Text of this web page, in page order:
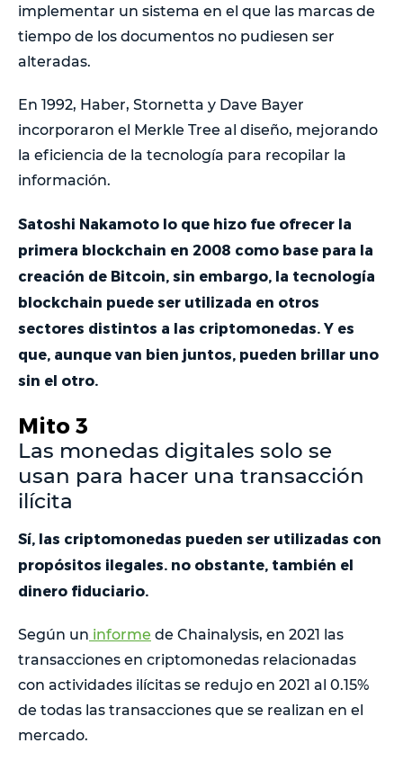
implementar un sistema en el que las marcas de
tiempo de los documentos no pudiesen ser
alteradas.
En 1992, Haber, Stornetta y Dave Bayer
incorporaron el Merkle Tree al diseño, mejorando
la eficiencia de la tecnología para recopilar la
información.
Satoshi Nakamoto lo que hizo fue ofrecer la
primera blockchain en 2008 como base para la
creación de Bitcoin, sin embargo, la tecnología
blockchain puede ser utilizada en otros
sectores distintos a las criptomonedas. Y es
que, aunque van bien juntos, pueden brillar uno
sin el otro.
Mito 3
Las monedas digitales solo se
usan para hacer una transacción
ilícita
Sí, las criptomonedas pueden ser utilizadas con
propósitos ilegales. no obstante, también el
dinero fiduciario.
Según un informe de Chainalysis, en 2021 las
transacciones en criptomonedas relacionadas
con actividades ilícitas se redujo en 2021 al 0.15%
de todas las transacciones que se realizan en el
mercado.